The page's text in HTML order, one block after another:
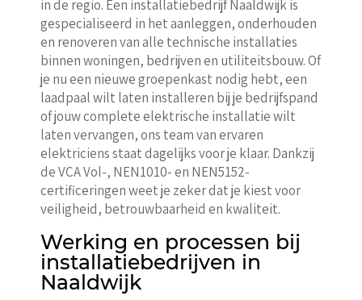
in de regio. Een installatiebedrijf Naaldwijk is
gespecialiseerd in het aanleggen, onderhouden
en renoveren van alle technische installaties
binnen woningen, bedrijven en utiliteitsbouw. Of
je nu een nieuwe groepenkast nodig hebt, een
laadpaal wilt laten installeren bij je bedrijfspand
of jouw complete elektrische installatie wilt
laten vervangen, ons team van ervaren
elektriciens staat dagelijks voor je klaar. Dankzij
de VCA Vol-, NEN1010- en NEN5152-
certificeringen weet je zeker dat je kiest voor
veiligheid, betrouwbaarheid en kwaliteit.
Werking en processen bij
installatiebedrijven in
Naaldwijk